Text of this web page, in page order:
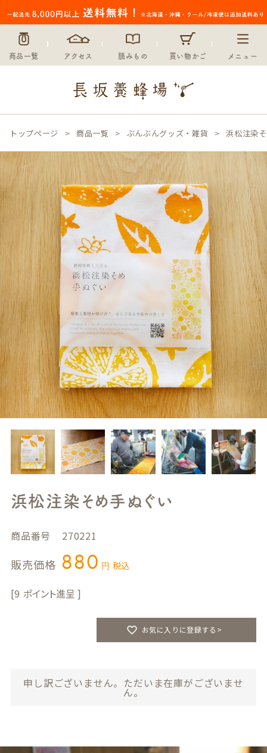
商品一覧 アクセス 読みもの 買い物かご メニュー
トップページ 商品一覧 ぶんぶんグッズ・雑貨 浜松注染
浜松注染そめ手ぬぐい
商品番号 270221
販売価格 880 税込
9
お気に入りに登録する>
申し訳ございません。ただいま在庫がございませ
ん。